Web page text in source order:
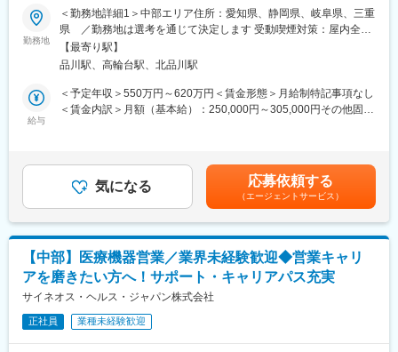
とともに、手術手技の低侵襲化、新たな治療方法の提案にも取り
組んでいます。
■研修・教育：
業界・企業・製品理解のため、東京本社で1～2か月の初期研修を
実施。実機に触れて基礎を習得後配属。配属後もOJTやeラーニン
グで未経験者も成長可能な体制です。基礎重視で安心して学べる
ジョンソン・エンド・ジョンソンは、当社の整形外科事業を分
離・独立（セパレーション）し、DePuy Synthes として独立した
企業を設立する計画を発表しています。必要な諸条件が満たされ
ションはセパレーション完了後、DePuy Synthes の従業員として
雇用される予定であり、同社の雇用体系・プログラム・ポリシ
ー・福利厚生が適用されます。詳細は、適切なタイミングで
DePuy Synthes より別途通知される予定です。
変更の範囲：会社の定める業務
パス豊富】
＼そもそも「MR」とは？／
「医薬情報提供者」と呼ばれる専門資格を取得して活動する営業
職です。IQVIAのお客様である国内医薬品メーカーにて、医薬品の
営業活動を行っていただきます。
人々の命を守る商材に携わるため、社会貢献性と安定性を兼ね備
まずはご入社から2か月間MR導入研修を受講し、MR資格を取得
していただきます。
資格取得と聞くとハードルが高く思われる方もいるかもしれませ
文理問わず一から学べる環境を整えているため、専門知識は入社
後に身に付ける意欲があれば問題ございません。
社員の活躍事例についての詳細は、是非こちらのURLも併せてご
覧ください。
https://healthcarecareerpark.iqvia.com/
■具体的な業務
勤務地
＜勤務地詳細1＞中部エリア住所：愛知県、静岡県、岐阜県、三重
県 ／勤務地は選考を通じて決定します 受動喫煙対策：屋内全面
禁煙＜勤務地詳細2＞本社住所：東京都港区高輪4-10-18 京急第1
ビル勤務地最寄駅：JR各線／品川駅受動喫煙対策：屋内全面禁煙
【最寄り駅】
品川駅、高輪台駅、北品川駅
給与
＜予定年収＞550万円～620万円＜賃金形態＞月給制特記事項なし
＜賃金内訳＞月額（基本給）：250,000円～305,000円その他固定
手当支給する。【補足】プロジェクト稼働手当(35,000円)、外勤
日当（1日1,500円／外勤3.5時間以上）■変動賞与制（6月・12
月・3月）※平均実績6ヶ月分■インセンティブ：3月（対象者）賃
金はあくまでも目安の金額であり、選考を通じて上下する可能性
があります。月給(月額)は固定手当を含めた表記です。
気になる 応募依頼する
（エージェントサービス）
【中部】医療機器営業／業界未経験歓迎◆営業キャリ
アを磨きたい方へ！サポート・キャリアパス充実
サイネオス・ヘルス・ジャパン株式会社
正社員 業種未経験歓迎